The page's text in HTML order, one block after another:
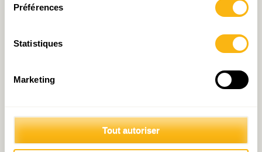
Préférences
Statistiques
Marketing
Tout autoriser